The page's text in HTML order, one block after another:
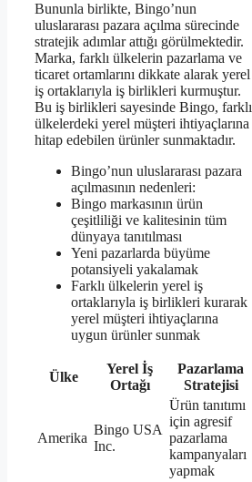
Bununla birlikte, Bingo’nun
uluslararası pazara açılma sürecinde
stratejik adımlar attığı görülmektedir.
Marka, farklı ülkelerin pazarlama ve
ticaret ortamlarını dikkate alarak yerel
iş ortaklarıyla iş birlikleri kurmuştur.
Bu iş birlikleri sayesinde Bingo, farklı
ülkelerdeki yerel müşteri ihtiyaçlarına
hitap edebilen ürünler sunmaktadır.
Bingo’nun uluslararası pazara
açılmasının nedenleri:
Bingo markasının ürün
çeşitliliği ve kalitesinin tüm
dünyaya tanıtılması
Yeni pazarlarda büyüme
potansiyeli yakalamak
Farklı ülkelerin yerel iş
ortaklarıyla iş birlikleri kurarak
yerel müşteri ihtiyaçlarına
uygun ürünler sunmak
Ülke
Yerel İş
Ortağı
Pazarlama
Stratejisi
Amerika
Bingo USA
Inc.
Ürün tanıtımı
için agresif
pazarlama
kampanyaları
yapmak